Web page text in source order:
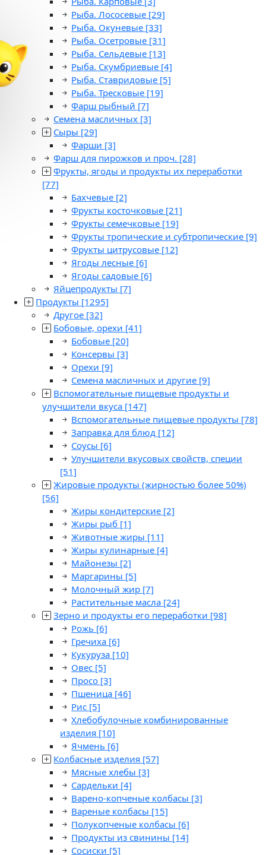
Рыба. Лососевые [29]
Рыба. Окуневые [33]
Рыба. Осетровые [31]
Рыба. Сельдевые [13]
Рыба. Скумбриевые [4]
Рыба. Ставридовые [5]
Рыба. Тресковые [19]
Фарш рыбный [7]
Семена масличных [3]
Сыры [29]
Фарши [3]
Фарш для пирожков и проч. [28]
Фрукты, ягоды и продукты их переработки
[77]
Бахчевые [2]
Фрукты косточковые [21]
Фрукты семечковые [19]
Фрукты тропические и субтропические [9]
Фрукты цитрусовые [12]
Ягоды лесные [6]
Ягоды садовые [6]
Яйцепродукты [7]
Продукты [1295]
Другое [32]
Бобовые, орехи [41]
Бобовые [20]
Консервы [3]
Орехи [9]
Семена масличных и другие [9]
Вспомогательные пищевые продукты и
улучшители вкуса [147]
Вспомогательные пищевые продукты [78]
Заправка для блюд [12]
Соусы [6]
Улучшители вкусовых свойств, специи
[51]
Жировые продукты (жирностью более 50%)
[56]
Жиры кондитерские [2]
Жиры рыб [1]
Животные жиры [11]
Жиры кулинарные [4]
Майонезы [2]
Маргарины [5]
Молочный жир [7]
Растительные масла [24]
Зерно и продукты его переработки [98]
Рожь [6]
Гречиха [6]
Кукуруза [10]
Овес [5]
Просо [3]
Пшеница [46]
Рис [5]
Хлебобулочные комбинированные
изделия [10]
Ячмень [6]
Колбасные изделия [57]
Мясные хлебы [3]
Сардельки [4]
Варено-копченые колбасы [3]
Вареные колбасы [15]
Полукопченые колбасы [6]
Продукты из свинины [14]
Сосиски [5]